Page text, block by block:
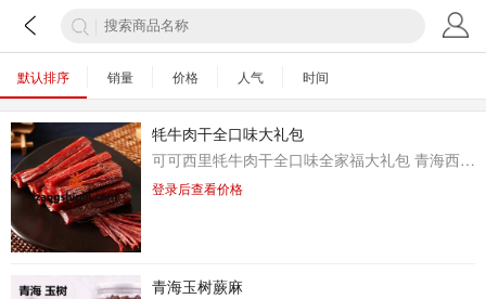
默认排序 销量 价格 人气 时间
牦牛肉干全口味大礼包
可可西里牦牛肉干全口味全家福大礼包 青海西藏特产零食小吃礼包风干牛肉干手撕牛肉干
登录后查看价格
青海玉树蕨麻